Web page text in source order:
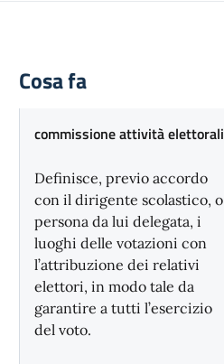
Cosa fa
commissione attività elettorali
Definisce, previo accordo
con il dirigente scolastico, o
persona da lui delegata, i
luoghi delle votazioni con
l’attribuzione dei relativi
elettori, in modo tale da
garantire a tutti l’esercizio
del voto.